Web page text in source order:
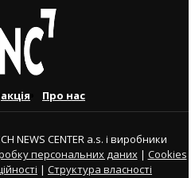
Про нас
NEWS CENTER a.s. і виробники
персональних даних| Cookies
| Структура власності